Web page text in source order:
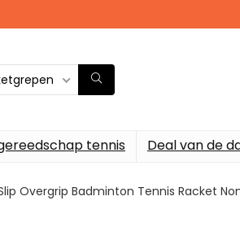
tennis Deal van de
Overgrip Badminton Tennis Racket